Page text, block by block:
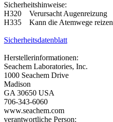
Sicherheitshinweise:
H320 Verursacht Augenreizung
H335 Kann die Atemwege reizen
Sicherheitsdatenblatt
Herstellerinformationen:
Seachem Laboratories, Inc.
1000 Seachem Drive
Madison
GA 30650 USA
706-343-6060
www.seachem.com
verantwortliche Person: